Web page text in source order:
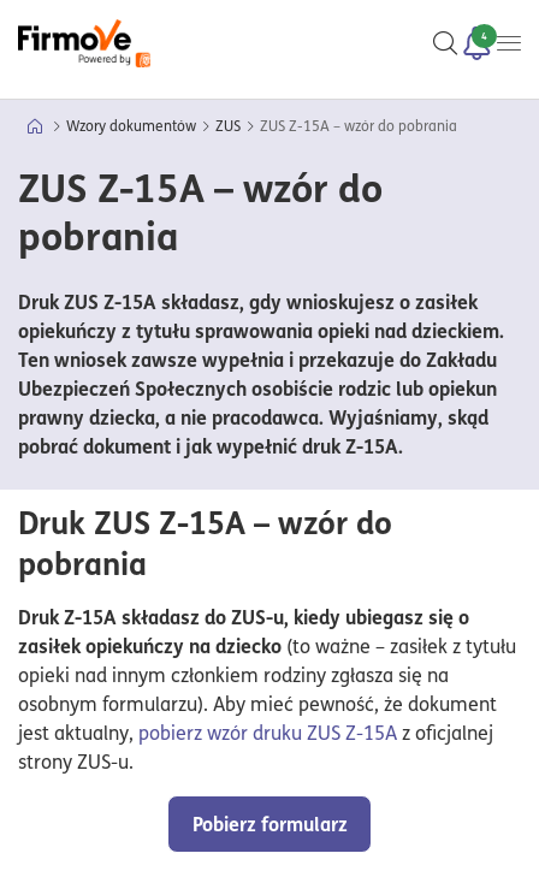
4
Wzory dokumentów ZUS ZUS Z-15A – wzór do pobrania
ZUS Z-15A – wzór do
pobrania
Druk ZUS Z-15A składasz, gdy wnioskujesz o zasiłek
opiekuńczy z tytułu sprawowania opieki nad dzieckiem.
Ten wniosek zawsze wypełnia i przekazuje do Zakładu
Ubezpieczeń Społecznych osobiście rodzic lub opiekun
prawny dziecka, a nie pracodawca. Wyjaśniamy, skąd
pobrać dokument i jak wypełnić druk Z-15A.
Druk ZUS Z-15A – wzór do
pobrania
Druk Z-15A składasz do ZUS-u, kiedy ubiegasz się o
zasiłek opiekuńczy na dziecko (to ważne – zasiłek z tytułu
opieki nad innym członkiem rodziny zgłasza się na
osobnym formularzu). Aby mieć pewność, że dokument
jest aktualny, pobierz wzór druku ZUS Z-15Az oficjalnej
strony ZUS-u.
Pobierz formularz